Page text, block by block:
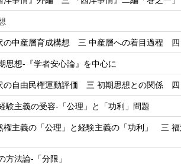
中産層育成構想 三 中産層への着目過程
思想-『学者安心論』を中心に
自由民権運動評価 三 初期思想との関係 四
験主義の受容-「公理」と「功利」問題
主義の「公理」と経験主義の「功利」 三
方法論-「分限」